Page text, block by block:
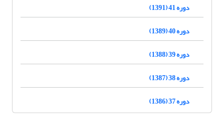
دوره 41 (1391)
دوره 40 (1389)
دوره 39 (1388)
دوره 38 (1387)
دوره 37 (1386)